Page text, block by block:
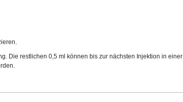
Die restlichen 0,5 ml können bis zur nächsten Injektion in